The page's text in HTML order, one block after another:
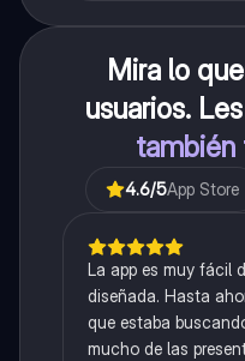
Mira lo
usuarios.
también
4.6/5App Store
La app es muy fácil
diseñada. Hasta
que estaba
mucho de las